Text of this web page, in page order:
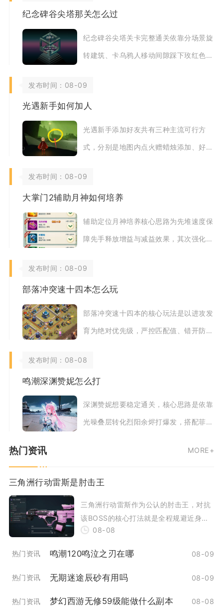
纪念碑谷尖塔那关怎么过
纪念碑谷尖塔关卡完整通关依靠分场景旋
转建筑、卡乌鸦人移动间隙踩下玫红色机
碎片，全程分
发布时间：08-09
光遇新手如何加人
光遇新手添加好友共有三种主流可行方
式，分别是地图内点火赠蜡烛添加、好友
码方式最适合资
发布时间：08-09
大掌门2辅助月神如何培养
辅助定位月神培养核心思路为先堆速度保
障先手释放增益与减益效果，其次强化气
攻击属性，资
发布时间：08-09
部落冲突速十四本怎么玩
部落冲突速十四本的核心玩法是以进攻发
育为绝对优先级，严控匹配值、错开防御
短板，避免盲
发布时间：08-08
鸣潮深渊赞妮怎么打
深渊赞妮想要稳定通关，核心思路是依靠
光噪叠层转化烈阳余烬打爆发，搭配菲比
热门资讯 MORE+
三角洲行动雷斯是肘击王
三角洲行动雷斯作为公认的肘击王，对抗
该BOSS的核心打法就是全程规避近身肘
击判定，优先清除随从护卫，依托地形卡
08-08
热门资讯 鸣潮120鸣泣之刃在哪 08-09
热门资讯 无期迷途辰砂有用吗 08-09
热门资讯 梦幻西游无修59级能做什么副本 08-08